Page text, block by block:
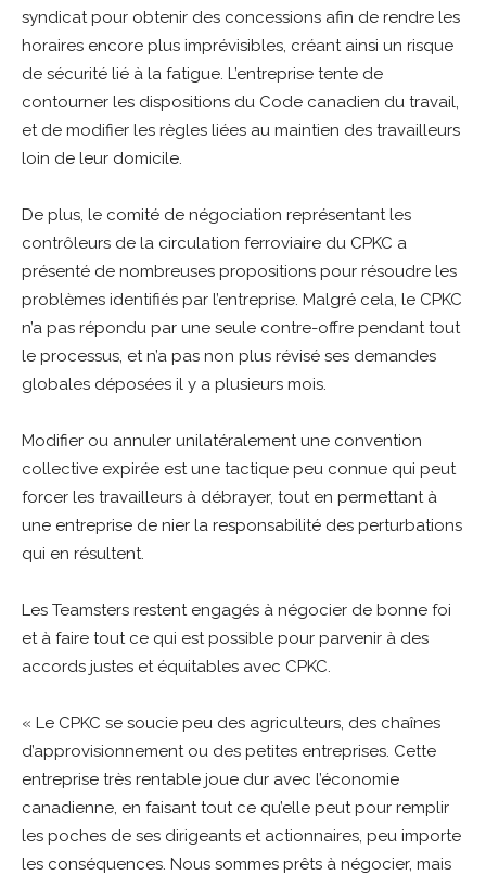
syndicat pour obtenir des concessions afin de rendre les
horaires encore plus imprévisibles, créant ainsi un risque
de sécurité lié à la fatigue. L’entreprise tente de
contourner les dispositions du Code canadien du travail,
et de modifier les règles liées au maintien des travailleurs
loin de leur domicile.
De plus, le comité de négociation représentant les
contrôleurs de la circulation ferroviaire du CPKC a
présenté de nombreuses propositions pour résoudre les
problèmes identifiés par l’entreprise. Malgré cela, le CPKC
n’a pas répondu par une seule contre-offre pendant tout
le processus, et n’a pas non plus révisé ses demandes
globales déposées il y a plusieurs mois.
Modifier ou annuler unilatéralement une convention
collective expirée est une tactique peu connue qui peut
forcer les travailleurs à débrayer, tout en permettant à
une entreprise de nier la responsabilité des perturbations
qui en résultent.
Les Teamsters restent engagés à négocier de bonne foi
et à faire tout ce qui est possible pour parvenir à des
accords justes et équitables avec CPKC.
« Le CPKC se soucie peu des agriculteurs, des chaînes
d’approvisionnement ou des petites entreprises. Cette
entreprise très rentable joue dur avec l’économie
canadienne, en faisant tout ce qu’elle peut pour remplir
les poches de ses dirigeants et actionnaires, peu importe
les conséquences. Nous sommes prêts à négocier, mais